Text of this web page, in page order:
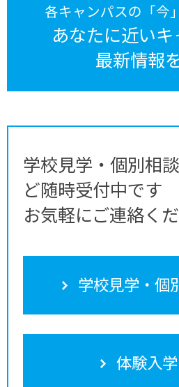
各キャンパスの「今
あなたに近い
最新情報
学校見学・個別相
ど随時受付中です
お気軽にご連絡く
学校見学・個
体験入